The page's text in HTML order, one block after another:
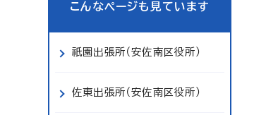
こんなページも見ています
祇園出張所（安佐南区役所）
佐東出張所（安佐南区役所）